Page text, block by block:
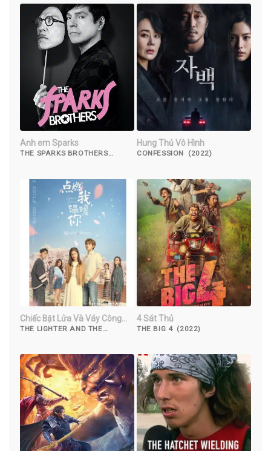
Anh em Sparks
THE SPARKS BROTHERS
Hung Thủ Vô Hình
CONFESSION (2022)
Chiếc Bật Lửa Và Váy Công
Chúa
THE LIGHTER AND THE
4 Sát Thủ
THE BIG 4 (2022)